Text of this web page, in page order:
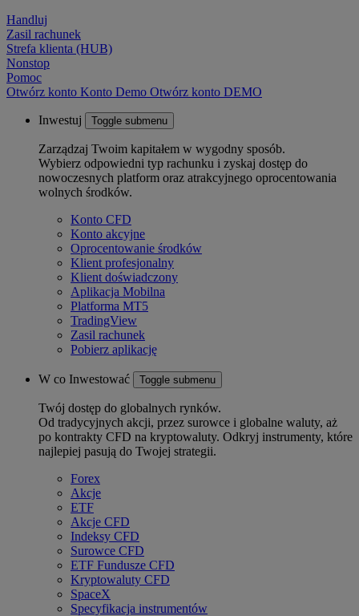
Handluj
Zasil rachunek
Strefa klienta (HUB)
Nonstop
Pomoc
Otwórz konto Konto Demo Otwórz konto DEMO
Inwestuj Toggle submenu
Zarządzaj Twoim kapitałem w wygodny sposób.
Wybierz odpowiedni typ rachunku i zyskaj dostęp do
nowoczesnych platform oraz atrakcyjnego oprocentowania
wolnych środków.
Konto CFD
Konto akcyjne
Oprocentowanie środków
Klient profesjonalny
Klient doświadczony
Aplikacja Mobilna
Platforma MT5
TradingView
Zasil rachunek
Pobierz aplikację
W co Inwestować Toggle submenu
Twój dostęp do globalnych rynków.
Od tradycyjnych akcji, przez surowce i globalne waluty, aż
po kontrakty CFD na kryptowaluty. Odkryj instrumenty, które
najlepiej pasują do Twojej strategii.
Forex
Akcje
ETF
Akcje CFD
Indeksy CFD
Surowce CFD
ETF Fundusze CFD
Kryptowaluty CFD
SpaceX
Specyfikacja instrumentów